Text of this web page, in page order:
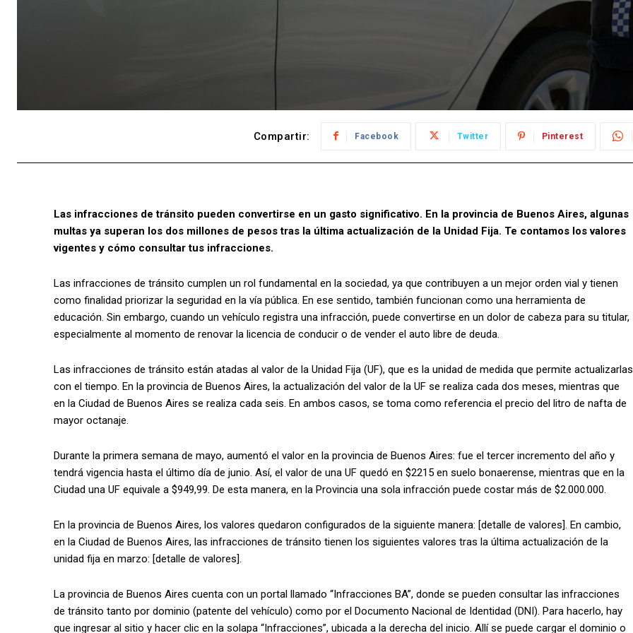
Compartir: Facebook Twitter Pinterest
Las infracciones de tránsito pueden convertirse en un gasto significativo. En la provincia de Buenos Aires, algunas
multas ya superan los dos millones de pesos tras la última actualización de la Unidad Fija. Te contamos los valores
vigentes y cómo consultar tus infracciones.
Las infracciones de tránsito cumplen un rol fundamental en la sociedad, ya que contribuyen a un mejor orden vial y tienen
como finalidad priorizar la seguridad en la vía pública. En ese sentido, también funcionan como una herramienta de
educación. Sin embargo, cuando un vehículo registra una infracción, puede convertirse en un dolor de cabeza para su titular,
especialmente al momento de renovar la licencia de conducir o de vender el auto libre de deuda.
Las infracciones de tránsito están atadas al valor de la Unidad Fija (UF), que es la unidad de medida que permite actualizarlas
con el tiempo. En la provincia de Buenos Aires, la actualización del valor de la UF se realiza cada dos meses, mientras que
en la Ciudad de Buenos Aires se realiza cada seis. En ambos casos, se toma como referencia el precio del litro de nafta de
mayor octanaje.
Durante la primera semana de mayo, aumentó el valor en la provincia de Buenos Aires: fue el tercer incremento del año y
tendrá vigencia hasta el último día de junio. Así, el valor de una UF quedó en $2215 en suelo bonaerense, mientras que en la
Ciudad una UF equivale a $949,99. De esta manera, en la Provincia una sola infracción puede costar más de $2.000.000.
En la provincia de Buenos Aires, los valores quedaron configurados de la siguiente manera: [detalle de valores]. En cambio,
en la Ciudad de Buenos Aires, las infracciones de tránsito tienen los siguientes valores tras la última actualización de la
unidad fija en marzo: [detalle de valores].
La provincia de Buenos Aires cuenta con un portal llamado “Infracciones BA”, donde se pueden consultar las infracciones
de tránsito tanto por dominio (patente del vehículo) como por el Documento Nacional de Identidad (DNI). Para hacerlo, hay
que ingresar al sitio y hacer clic en la solapa “Infracciones”, ubicada a la derecha del inicio. Allí se puede cargar el dominio o